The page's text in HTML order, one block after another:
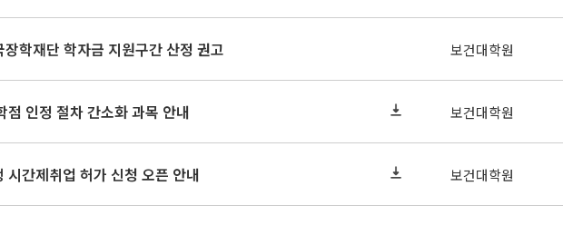
학재단 학자금 지원구간 산정 권고 보건대학원
점 인정 절차 간소화 과목 안내 보건대학원
시간제취업 허가 신청 오픈 안내 보건대학원